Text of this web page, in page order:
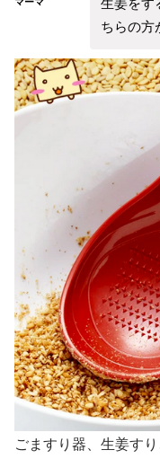
ちらの方
ごますり器、生姜す